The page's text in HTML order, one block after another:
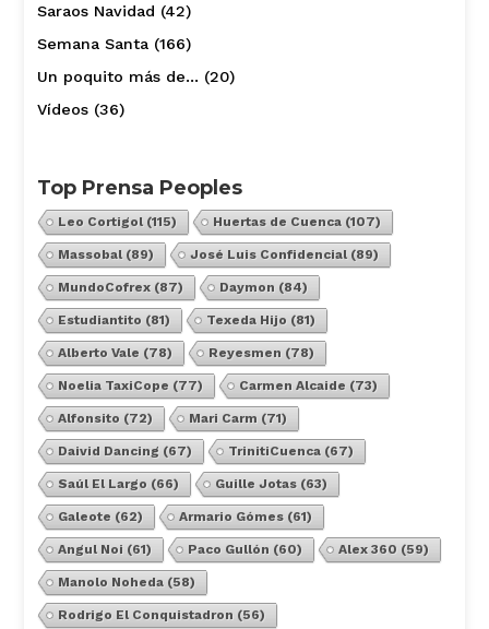
Saraos Navidad (42)
Semana Santa(166)
Un poquito más de… (20)
Vídeos(36)
Top Prensa Peoples
Leo Cortigol(115) Huertas de Cuenca(107)
Massobal(89) José Luis Confidencial(89)
MundoCofrex(87) Daymon (84)
Estudiantito (81) Texeda Hijo (81)
Alberto Vale (78) Reyesmen (78)
Noelia TaxiCope (77) Carmen Alcaide (73)
Alfonsito (72) Mari Carm (71)
Daivid Dancing (67) TrinitiCuenca(67)
Saúl El Largo (66) Guille Jotas(63)
Galeote (62) Armario Gómes(61)
Angul Noi (61) Paco Gullón (60) Alex 360 (59)
Manolo Noheda(58)
Rodrigo El Conquistadron (56)